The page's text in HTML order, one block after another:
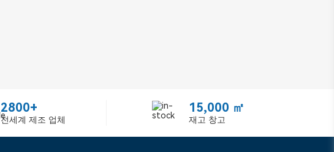
2800+
전세계 제조 업체
15,000 ㎡
재고 창고